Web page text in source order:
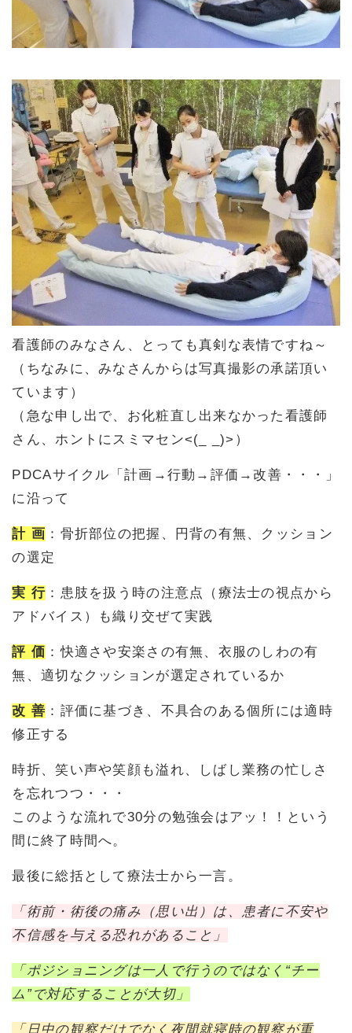
看護師のみなさん、とっても真剣な表情ですね～
（ちなみに、みなさんからは写真撮影の承諾頂い
ています）
（急な申し出で、お化粧直し出来なかった看護師
さん、ホントにスミマセン<(_ _)>）
PDCAサイクル「計画→行動→評価→改善・・・」
に沿って
計 画 ：骨折部位の把握、円背の有無、クッション
の選定
実 行 ：患肢を扱う時の注意点（療法士の視点から
アドバイス）も織り交ぜて実践
評 価 ：快適さや安楽さの有無、衣服のしわの有
無、適切なクッションが選定されているか
改 善 ：評価に基づき、不具合のある個所には適時
修正する
時折、笑い声や笑顔も溢れ、しばし業務の忙しさ
を忘れつつ・・・
このような流れで30分の勉強会はアッ！！という
間に終了時間へ。
最後に総括として療法士から一言。
「術前・術後の痛み（思い出）は、患者に不安や
不信感を与える恐れがあること」
「ポジショニングは一人で行うのではなく“チー
ム”で対応することが大切」
「日中の観察だけでなく夜間就寝時の観察が重